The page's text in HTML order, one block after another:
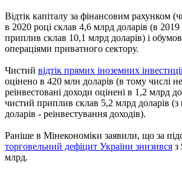
Відтік капіталу за фінансовим рахунком
в 2020 році склав 4,6 млрд доларів (в
приплив склав 10,1 млрд доларів) і
операціями приватного сектору.
Чистий відтік прямих іноземних
оцінено в 420 млн доларів (в тому числі
реінвестовані доходи оцінені в 1,2 млрд
чистий приплив склав 5,2 млрд доларів
доларів - реінвестування доходів).
Раніше в Мінекономіки заявили, що за
торговельний дефіцит України знизився з
млрд.